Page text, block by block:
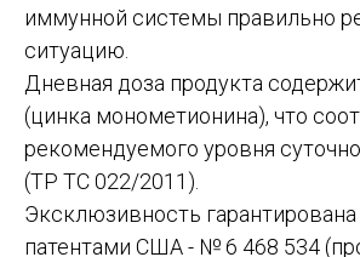
иммунной системы правильно
ситуацию.
Дневная доза продукта
(цинка монометионина), что
рекомендуемого уровня
(ТР ТС 022/2011).
Эксклюзивность
патентами США - № 6 468 534